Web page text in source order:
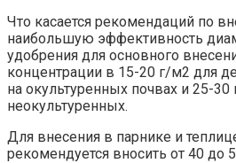
Что касается рекомендаций по
наибольшую эффективность
удобрения для основного
концентрации в 15-20 г/м2 для
на окультуренных почвах и 25-30
неокультуренных.
Для внесения в парнике и
рекомендуется вносить от 40 до